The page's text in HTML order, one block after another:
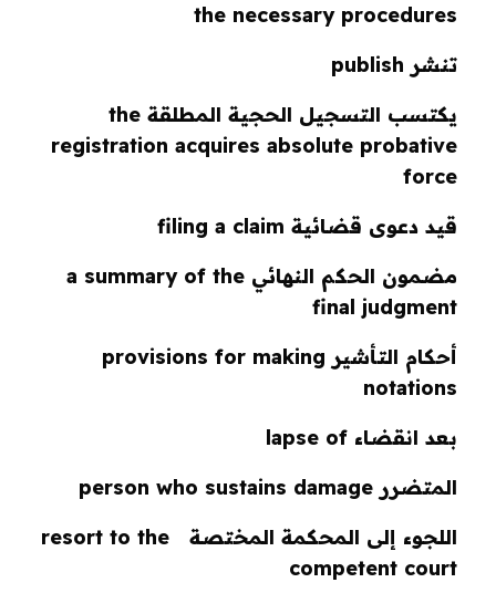
the necessary procedures
تنشر publish
يكتسب التسجيل الحجية المطلقة the
registration acquires absolute probative
force
قيد دعوى قضائية filing a claim
مضمون الحكم النهائي a summary of the
final judgment
أحكام التأشير provisions for making
notations
بعد انقضاء lapse of
المتضرر person who sustains damage
اللجوء إلى المحكمة المختصة resort to the
competent court